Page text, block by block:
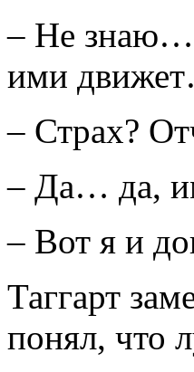
– Не знаю…
ими
– Страх?
– Да… да,
– Вот я и
Таггарт
понял, что